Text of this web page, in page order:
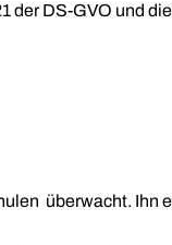
der DS-GVO und
überwacht. Ihn